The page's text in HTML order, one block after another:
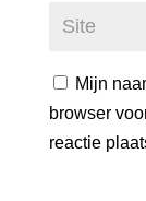
Mijn
browser
reactie